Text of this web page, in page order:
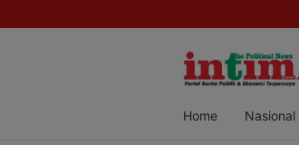
Sabu di Pangkalan Bun, Dua Pelaku Diamankan
Home Nasional